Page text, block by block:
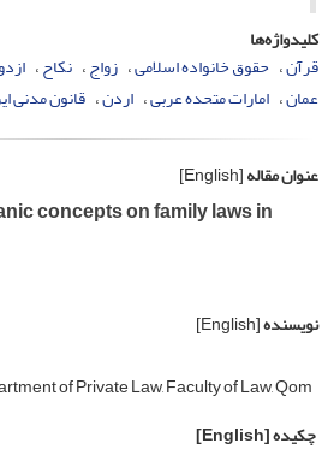
کلیدواژه‌ها
قرآن حقوق خانواده اسلامی زواج نکاح
عمان امارات متحده عربی اردن قانون مدنی
عنوان مقاله[English]
concepts on family laws in
نویسنده[English]
of Private Law, Faculty of Law, Qom
چکیده[English]